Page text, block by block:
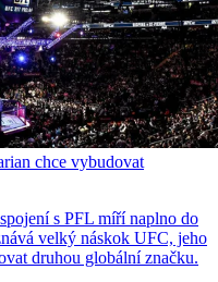
chce vybudovat
s PFL míří naplno do
velký náskok UFC, jeho
druhou globální značku.